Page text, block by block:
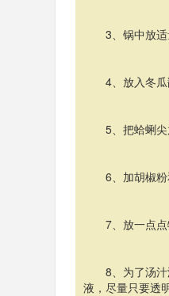
3、锅中放
4、放入冬
5、把蛤蜊尖
6、加胡椒
7、放一点
8、为了汤
液，尽量只要透